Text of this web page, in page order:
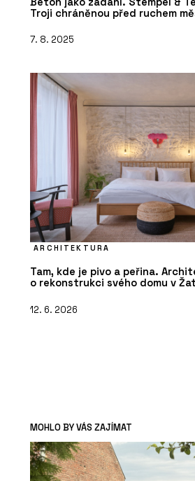
Troji chráněnou před ruchem
7. 8. 2025
ARCHITEKTURA
Tam, kde je pivo a peřina.
o rekonstrukci svého domu v
12. 6. 2026
MOHLO BY VÁS ZAJÍMAT